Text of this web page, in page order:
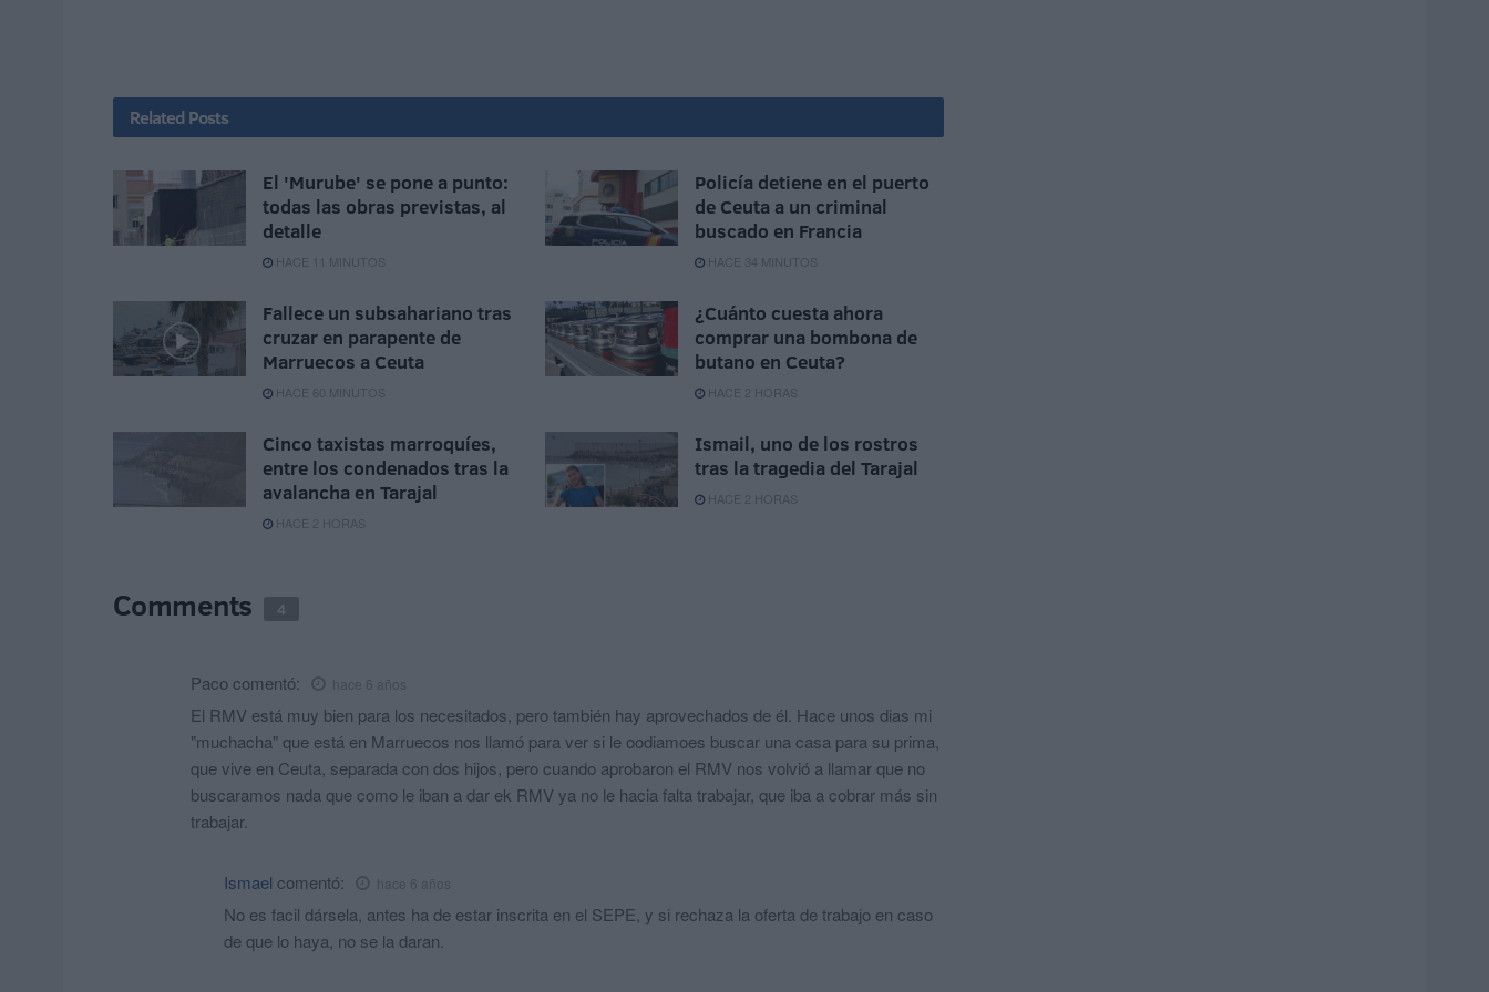
Related Posts
El 'Murube' se pone a punto:
todas las obras previstas, al
detalle
HACE 11 MINUTOS
Policía detiene en el puerto
de Ceuta a un criminal
buscado en Francia
HACE 34 MINUTOS
Fallece un subsahariano tras
cruzar en parapente de
Marruecos a Ceuta
HACE 60 MINUTOS
¿Cuánto cuesta ahora
comprar una bombona de
butano en Ceuta?
HACE 2 HORAS
Cinco taxistas marroquíes,
entre los condenados tras la
avalancha en Tarajal
HACE 2 HORAS
Ismail, uno de los rostros
tras la tragedia del Tarajal
HACE 2 HORAS
Comments 4
Paco comentó: hace 6 años
El RMV está muy bien para los necesitados, pero también hay aprovechados de él. Hace unos dias mi
"muchacha" que está en Marruecos nos llamó para ver si le oodiamoes buscar una casa para su prima,
que vive en Ceuta, separada con dos hijos, pero cuando aprobaron el RMV nos volvió a llamar que no
buscaramos nada que como le iban a dar ek RMV ya no le hacia falta trabajar, que iba a cobrar más sin
trabajar.
Ismael comentó: hace 6 años
No es facil dársela, antes ha de estar inscrita en el SEPE, y si rechaza la oferta de trabajo en caso
de que lo haya, no se la daran.